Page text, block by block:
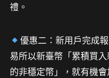
禮。
優惠二：新用戶完成
易所以新臺幣「累積買
的非穩定幣」，就有機